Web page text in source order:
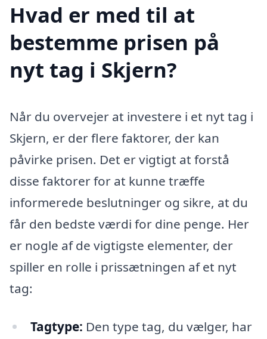
Hvad er med til at
bestemme prisen på
nyt tag i Skjern?
Når du overvejer at investere i et nyt tag i
Skjern, er der flere faktorer, der kan
påvirke prisen. Det er vigtigt at forstå
disse faktorer for at kunne træffe
informerede beslutninger og sikre, at du
får den bedste værdi for dine penge. Her
er nogle af de vigtigste elementer, der
spiller en rolle i prissætningen af et nyt
tag:
Tagtype: Den type tag, du vælger, har